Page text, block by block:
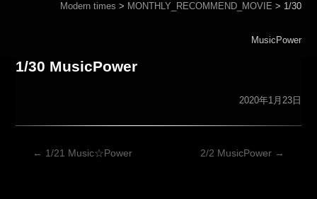
Modern times > MONTHLY_RECOMMEND_MOVIE > 1/30
MusicPower
1/30 MusicPower
2020年1月23日
投
← 1/21 Music☆Power 2/2 MusicPower →